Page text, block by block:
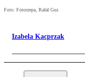
Foto: Fotorzepa, Rafał Guz
Izabela Kacprzak